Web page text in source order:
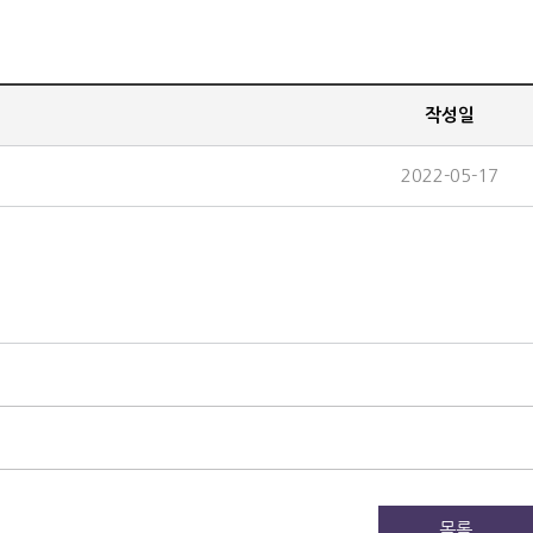
작성일
2022-05-17
목록